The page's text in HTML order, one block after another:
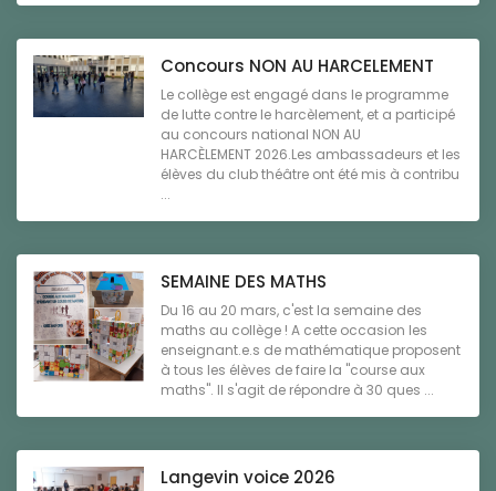
Concours NON AU HARCELEMENT
Le collège est engagé dans le programme
de lutte contre le harcèlement, et a participé
au concours national NON AU
HARCÈLEMENT 2026.Les ambassadeurs et les
élèves du club théâtre ont été mis à contribu
...
SEMAINE DES MATHS
Du 16 au 20 mars, c'est la semaine des
maths au collège ! A cette occasion les
enseignant.e.s de mathématique proposent
à tous les élèves de faire la "course aux
maths". Il s'agit de répondre à 30 ques ...
Langevin voice 2026